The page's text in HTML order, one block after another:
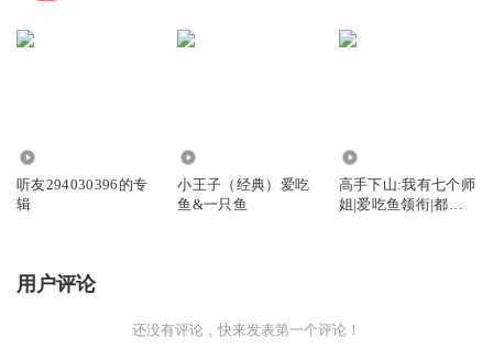
听友294030396的专
辑
小王子（经典）爱吃
鱼&一只鱼
高手下山:我有七个师
姐|爱吃鱼领衔|都市
用户评论
还没有评论，快来发表第一个评论！